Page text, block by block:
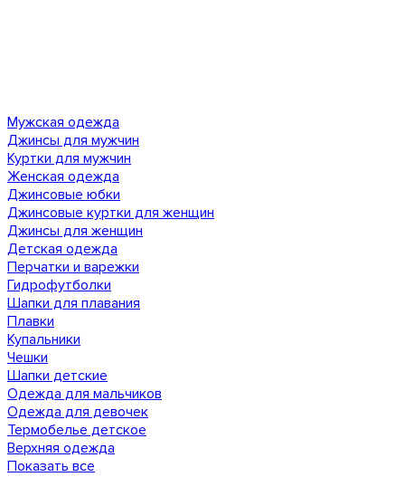
Мужская одежда
Джинсы для мужчин
Куртки для мужчин
Женская одежда
Джинсовые юбки
Джинсовые куртки для женщин
Джинсы для женщин
Детская одежда
Перчатки и варежки
Гидрофутболки
Шапки для плавания
Плавки
Купальники
Чешки
Шапки детские
Одежда для мальчиков
Одежда для девочек
Термобелье детское
Верхняя одежда
Показать все